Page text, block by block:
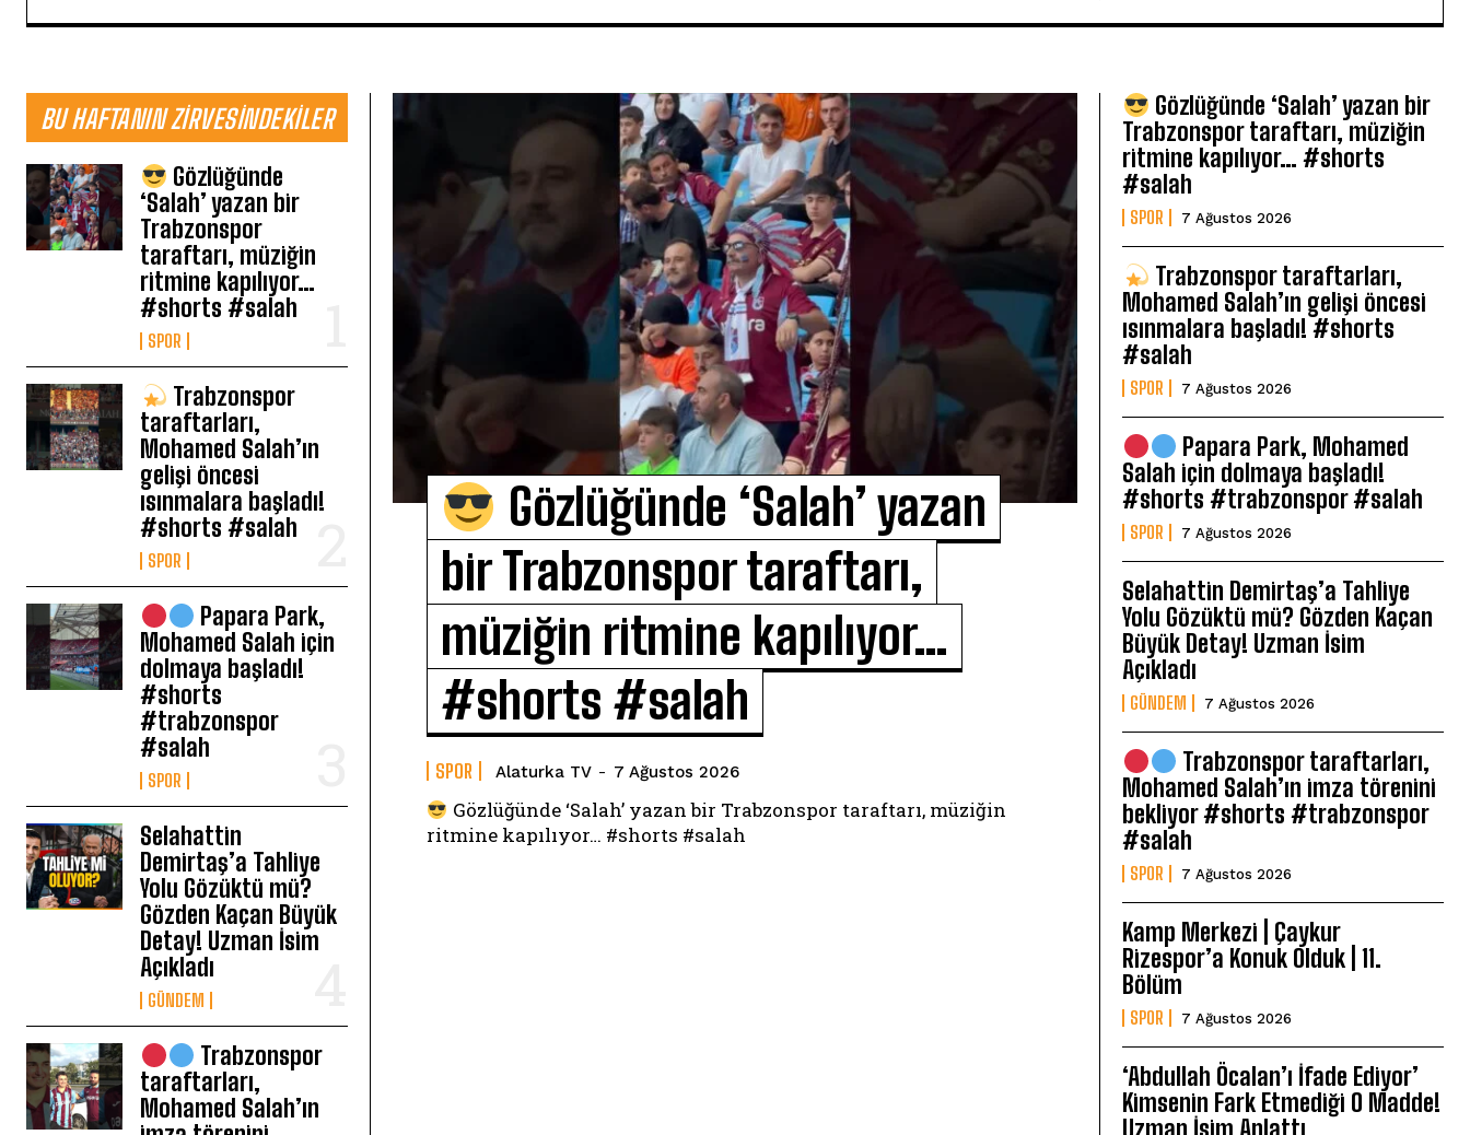
BU HAFTANIN ZIRVESINDEKILER
Gözlüğünde
‘Salah’ yazan bir
Trabzonspor
taraftarı, müziğin
ritmine kapılıyor…
#shorts #salah
SPOR
Trabzonspor
taraftarları,
Mohamed Salah’ın
gelişi öncesi
ısınmalara başladı!
#shorts #salah
SPOR
Papara Park,
Mohamed Salah için
dolmaya başladı!
#shorts
#trabzonspor
#salah
SPOR
Selahattin
Demirtaş’a Tahliye
Yolu Gözüktü mü?
Gözden Kaçan Büyük
Detay! Uzman İsim
Açıkladı
GÜNDEM
Trabzonspor
taraftarları,
Mohamed Salah’ın
Gözlüğünde ‘Salah’ yazan
bir Trabzonspor taraftarı,
müziğin ritmine kapılıyor…
#shorts #salah
SPOR Alaturka TV - 7 Ağustos 2026
Gözlüğünde ‘Salah’ yazan bir Trabzonspor taraftarı, müziğin
ritmine kapılıyor… #shorts #salah
Gözlüğünde ‘Salah’ yazan bir
Trabzonspor taraftarı, müziğin
ritmine kapılıyor… #shorts
#salah
SPOR 7 Ağustos 2026
Trabzonspor taraftarları,
Mohamed Salah’ın gelişi öncesi
ısınmalara başladı! #shorts
#salah
SPOR 7 Ağustos 2026
Papara Park, Mohamed
Salah için dolmaya başladı!
#shorts #trabzonspor #salah
SPOR 7 Ağustos 2026
Selahattin Demirtaş’a Tahliye
Yolu Gözüktü mü? Gözden Kaçan
Büyük Detay! Uzman İsim
Açıkladı
GÜNDEM 7 Ağustos 2026
Trabzonspor taraftarları,
Mohamed Salah’ın imza törenini
bekliyor #shorts #trabzonspor
#salah
SPOR 7 Ağustos 2026
Kamp Merkezi | Çaykur
Rizespor’a Konuk Olduk | 11.
Bölüm
SPOR 7 Ağustos 2026
‘Abdullah Öcalan’ı İfade Ediyor’
Kimsenin Fark Etmediği O Madde!
Uzman İsim Anlattı